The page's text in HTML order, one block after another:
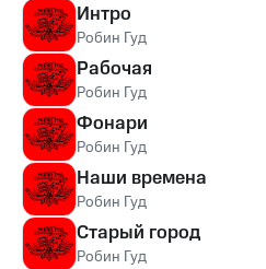
Интро
Робин Гуд
Рабочая
Робин Гуд
Фонари
Робин Гуд
Наши времена
Робин Гуд
Старый город
Робин Гуд